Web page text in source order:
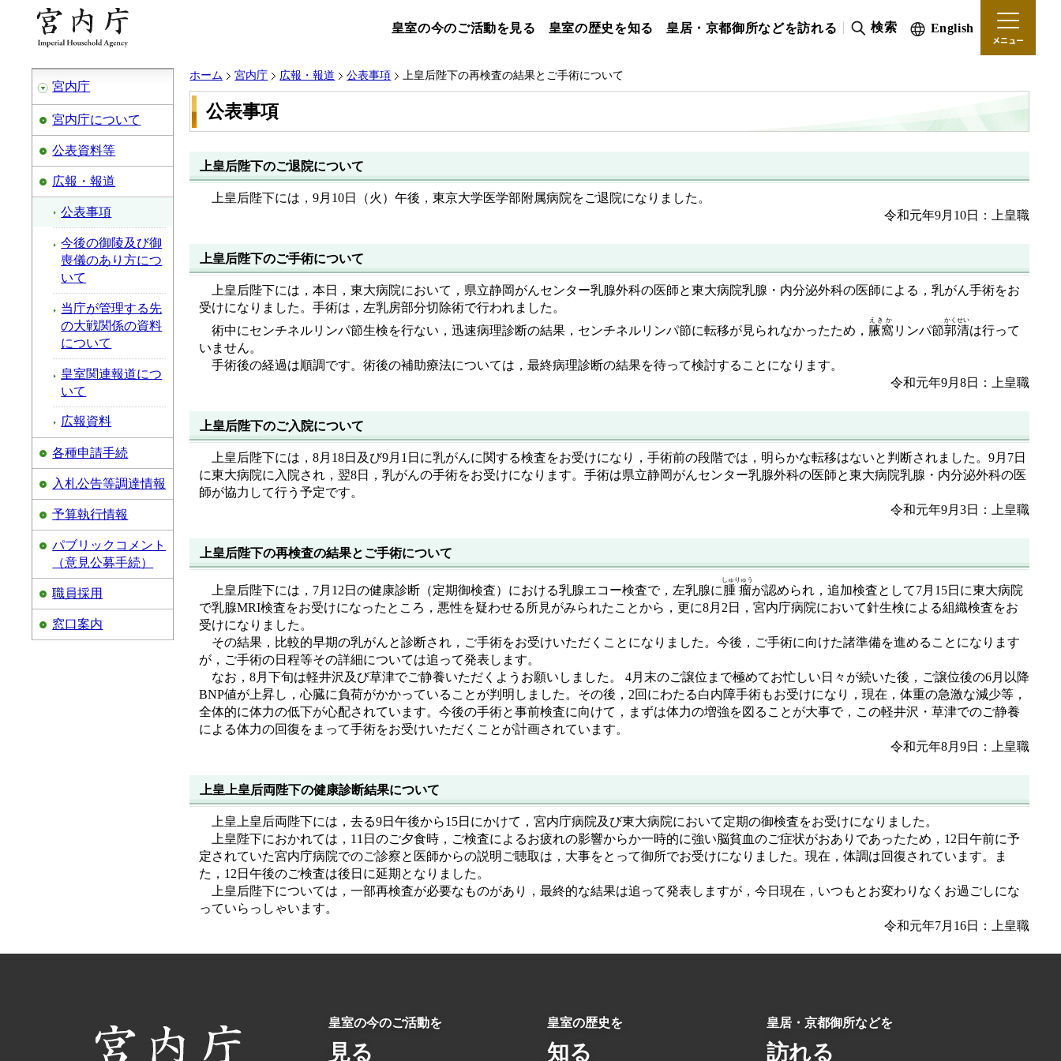
皇室の今のご活動を見る 皇室の歴史を知る 皇居・京都御所などを訪れる 検索 English
メニュー
宮内庁
宮内庁について
公表資料等
広報・報道
公表事項
今後の御陵及び御
喪儀のあり方につ
いて
当庁が管理する先
の大戦関係の資料
について
皇室関連報道につ
いて
広報資料
各種申請手続
入札公告等調達情報
予算執行情報
パブリックコメント
（意見公募手続）
職員採用
窓口案内
ホーム 宮内庁 広報・報道 公表事項 上皇后陛下の再検査の結果とご手術について
公表事項
上皇后陛下のご退院について
上皇后陛下には，9月10日（火）午後，東京大学医学部附属病院をご退院になりました。
令和元年9月10日：上皇職
上皇后陛下のご手術について
上皇后陛下には，本日，東大病院において，県立静岡がんセンター乳腺外科の医師と東大病院乳腺・内分泌外科の医師による，乳がん手術をお
受けになりました。手術は，左乳房部分切除術で行われました。
術中にセンチネルリンパ節生検を行ない，迅速病理診断の結果，センチネルリンパ節に転移が見られなかったため， 腋窩
えきか
リンパ節郭清
かくせい
は行って
いません。
手術後の経過は順調です。術後の補助療法については，最終病理診断の結果を待って検討することになります。
令和元年9月8日：上皇職
上皇后陛下のご入院について
上皇后陛下には，8月18日及び9月1日に乳がんに関する検査をお受けになり，手術前の段階では，明らかな転移はないと判断されました。9月7日
に東大病院に入院され，翌8日，乳がんの手術をお受けになります。手術は県立静岡がんセンター乳腺外科の医師と東大病院乳腺・内分泌外科の医
師が協力して行う予定です。
令和元年9月3日：上皇職
上皇后陛下の再検査の結果とご手術について
上皇后陛下には，7月12日の健康診断（定期御検査）における乳腺エコー検査で，左乳腺に腫瘤
しゅりゅう
が認められ，追加検査として7月15日に東大病院
で乳腺MRI検査をお受けになったところ，悪性を疑わせる所見がみられたことから，更に8月2日，宮内庁病院において針生検による組織検査をお
受けになりました。
その結果，比較的早期の乳がんと診断され，ご手術をお受けいただくことになりました。今後，ご手術に向けた諸準備を進めることになります
が，ご手術の日程等その詳細については追って発表します。
なお，8月下旬は軽井沢及び草津でご静養いただくようお願いしました。 4月末のご譲位まで極めてお忙しい日々が続いた後，ご譲位後の6月以降
BNP値が上昇し，心臓に負荷がかかっていることが判明しました。その後，2回にわたる白内障手術もお受けになり，現在，体重の急激な減少等，
全体的に体力の低下が心配されています。今後の手術と事前検査に向けて，まずは体力の増強を図ることが大事で，この軽井沢・草津でのご静養
による体力の回復をまって手術をお受けいただくことが計画されています。
令和元年8月9日：上皇職
上皇上皇后両陛下の健康診断結果について
上皇上皇后両陛下には，去る9日午後から15日にかけて，宮内庁病院及び東大病院において定期の御検査をお受けになりました。
上皇陛下におかれては，11日のご夕食時，ご検査によるお疲れの影響からか一時的に強い脳貧血のご症状がおありであったため，12日午前に予
定されていた宮内庁病院でのご診察と医師からの説明ご聴取は，大事をとって御所でお受けになりました。現在，体調は回復されています。ま
た，12日午後のご検査は後日に延期となりました。
上皇后陛下については，一部再検査が必要なものがあり，最終的な結果は追って発表しますが，今日現在，いつもとお変わりなくお過ごしにな
っていらっしゃいます。
令和元年7月16日：上皇職
皇室の今のご活動を
見る
皇室の歴史を
知る
皇居・京都御所などを
訪れる